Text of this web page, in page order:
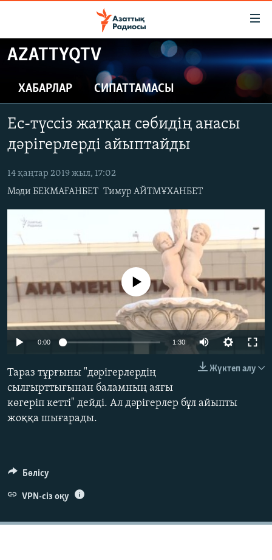
Skip
to
content
to
main
Navigation
Skip
to
ЖАҢАЛЫҚТАР
САЯСАТ
ҚАҢТАР ОҚИҒАСЫ
АДАМ ҚҰҚЫҚТАРЫ
ӘЛЕУМЕТ
ӘЛЕМ
АРНАЙЫ ЖОБАЛАР
Русский
ЖАЗЫЛЫҢЫЗ
Басқа тілдерде
AZATTYQTV
ХАБАРЛАР СИПАТТАМАСЫ
Ес-түссіз жатқан сәбидің анасы
дәрігерлерді айыптайды
14 қаңтар 2019 жыл, 17:02
Мәди БЕКМАҒАНБЕТ Тимур АЙТМҰХАНБЕТ
No media source currently available
0:00 1:30
Жүктеп алу
Тараз тұрғыны "дәрігерлердің
сылғырттығынан баламның аяғы
көгеріп кетті" дейді. Ал дәрігерлер бұл айыпты
жоққа шығарады.
Бөлісу
VPN-сіз оқу